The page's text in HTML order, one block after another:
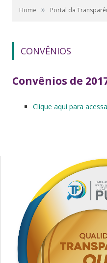
Home » Portal da
CONVÊNIOS
Convênios de
Clique aqui para